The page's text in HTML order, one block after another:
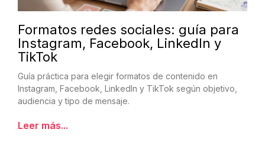
Formatos redes sociales: guía para
Instagram, Facebook, LinkedIn y
TikTok
Guía práctica para elegir formatos de contenido en
Instagram, Facebook, LinkedIn y TikTok según objetivo,
audiencia y tipo de mensaje.
Leer más...